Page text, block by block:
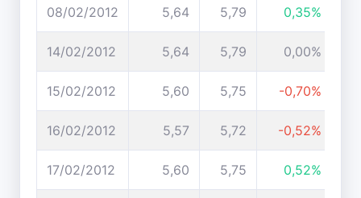
08/02/2012 5,64 5,79 0,35%
14/02/2012 5,64 5,79 0,00%
15/02/2012 5,60 5,75 -0,70%
16/02/2012 5,57 5,72 -0,52%
17/02/2012 5,60 5,75 0,52%